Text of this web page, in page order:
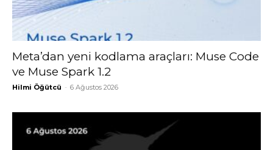
Meta’dan yeni kodlama araçları: Muse Code
ve Muse Spark 1.2
Hilmi Öğütcü - 6 Ağustos 2026